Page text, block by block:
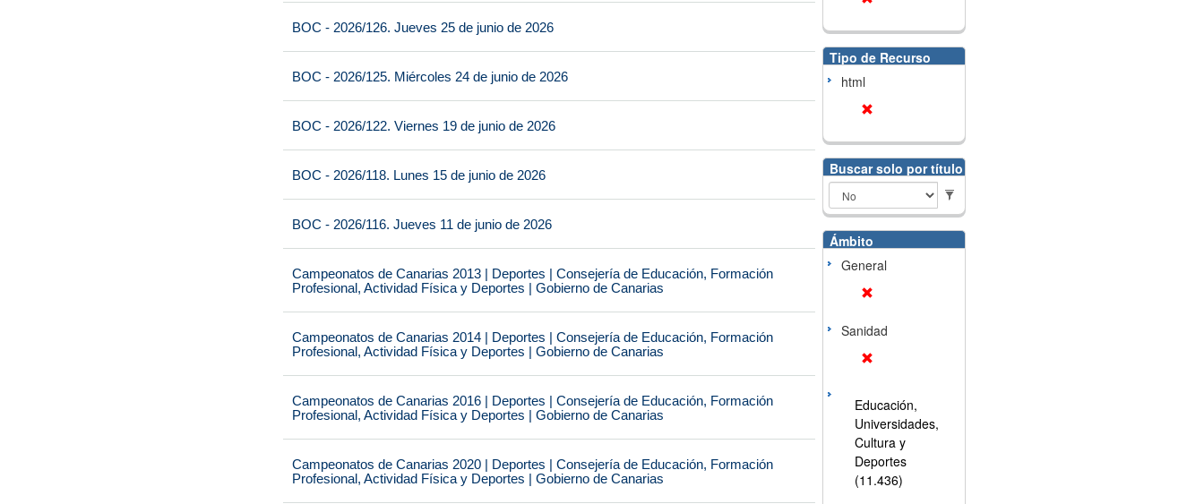
BOC - 2026/126. Jueves 25 de junio de 2026
BOC - 2026/125. Miércoles 24 de junio de 2026
BOC - 2026/122. Viernes 19 de junio de 2026
BOC - 2026/118. Lunes 15 de junio de 2026
BOC - 2026/116. Jueves 11 de junio de 2026
Campeonatos de Canarias 2013 | Deportes | Consejería de Educación, Formación
Profesional, Actividad Física y Deportes | Gobierno de Canarias
Campeonatos de Canarias 2014 | Deportes | Consejería de Educación, Formación
Profesional, Actividad Física y Deportes | Gobierno de Canarias
Campeonatos de Canarias 2016 | Deportes | Consejería de Educación, Formación
Profesional, Actividad Física y Deportes | Gobierno de Canarias
Campeonatos de Canarias 2020 | Deportes | Consejería de Educación, Formación
Profesional, Actividad Física y Deportes | Gobierno de Canarias
Tipo de Recurso
html
Buscar solo por título
Ámbito
General
Sanidad
Educación,
Universidades,
Cultura y
Deportes
(11.436)